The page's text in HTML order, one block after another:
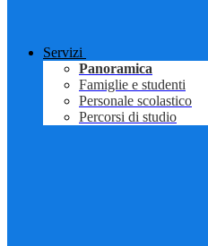
Servizi
Panoramica
Famiglie e studenti
Personale scolastico
Percorsi di studio